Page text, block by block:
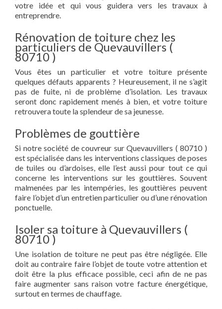
votre idée et qui vous guidera vers les travaux à
entreprendre.
Rénovation de toiture chez les
particuliers de Quevauvillers (
80710 )
Vous êtes un particulier et votre toiture présente
quelques défauts apparents ? Heureusement, il ne s’agit
pas de fuite, ni de problème d’isolation. Les travaux
seront donc rapidement menés à bien, et votre toiture
retrouvera toute la splendeur de sa jeunesse.
Problèmes de gouttière
Si notre société de couvreur sur Quevauvillers ( 80710 )
est spécialisée dans les interventions classiques de poses
de tuiles ou d’ardoises, elle l’est aussi pour tout ce qui
concerne les interventions sur les gouttières. Souvent
malmenées par les intempéries, les gouttières peuvent
faire l’objet d’un entretien particulier ou d’une rénovation
ponctuelle.
Isoler sa toiture à Quevauvillers (
80710 )
Une isolation de toiture ne peut pas être négligée. Elle
doit au contraire faire l’objet de toute votre attention et
doit être la plus efficace possible, ceci afin de ne pas
faire augmenter sans raison votre facture énergétique,
surtout en termes de chauffage.